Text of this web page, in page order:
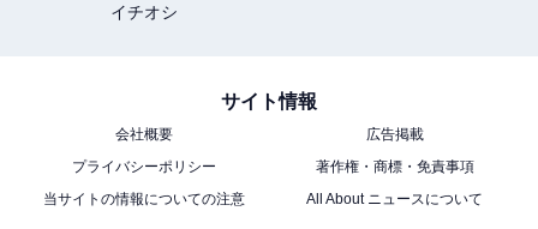
イチオシ
サイト情報
会社概要
広告掲載
プライバシーポリシー
著作権・商標・免責事項
当サイトの情報についての注意
All About ニュースについて